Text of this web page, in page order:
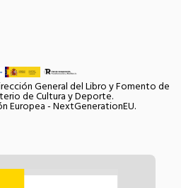
General del Libro y Fomento de
de Cultura y Deporte.
Europea - NextGenerationEU.